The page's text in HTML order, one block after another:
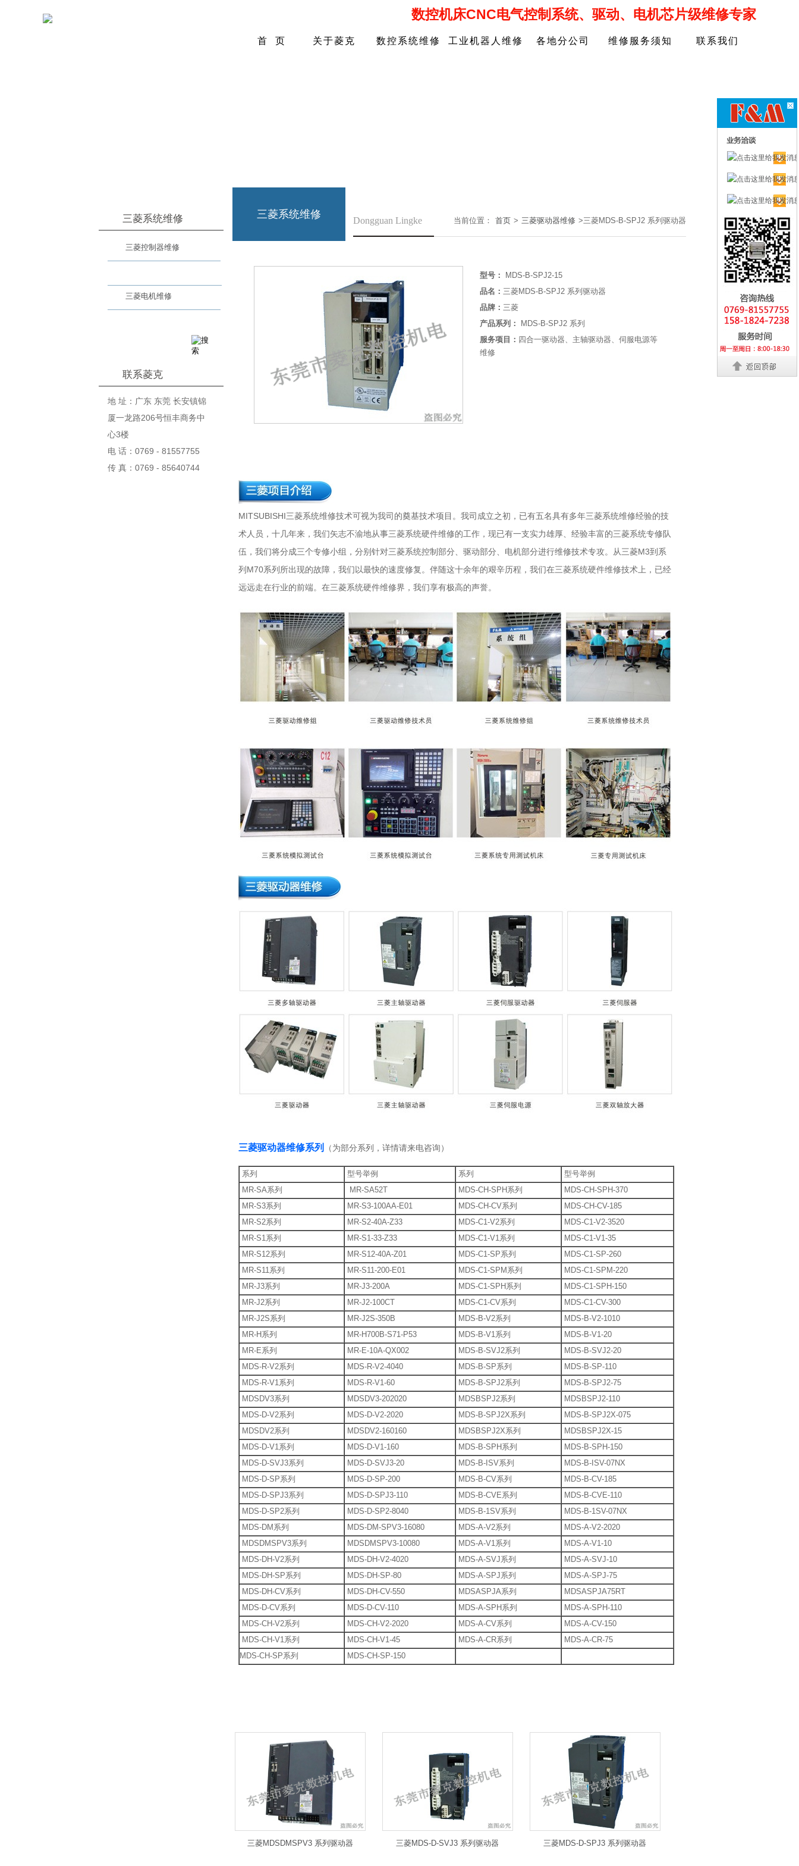
数控机床CNC电气控制系统、驱动、电机芯片级维修专家
首 页 关于菱克 数控系统维修 工业机器人维修 各地分公司 维修服务须知 联系我们
三菱系统维修
三菱控制器维修
三菱电机维修
联系菱克
地 址：广东 东莞 长安镇锦
厦一龙路206号恒丰商务中
心3楼
电 话：0769 - 81557755
传 真：0769 - 85640744
三菱系统维修
当前位置： 首页 > 三菱驱动器维修 >三菱MDS-B-SPJ2 系列驱动器
Dongguan Lingke
型号：
MDS-B-SPJ2-15
品名： 三菱MDS-B-SPJ2 系列驱动器
品牌： 三菱
产品系列：
MDS-B-SPJ2 系列
服务项目： 四合一驱动器、主轴驱动器、伺服电源等
维修
MITSUBISHI三菱系统维修技术可视为我司的奠基技术项目。我司成立之初，已有五名具有多年三菱系统维修经验的技
术人员，十几年来，我们矢志不渝地从事三菱系统硬件维修的工作，现已有一支实力雄厚、经验丰富的三菱系统专修队
伍，我们将分成三个专修小组，分别针对三菱系统控制部分、驱动部分、电机部分进行维修技术专攻。从三菱M3到系
列M70系列所出现的故障，我们以最快的速度修复。伴随这十余年的艰辛历程，我们在三菱系统硬件维修技术上，已经
远远走在行业的前端。在三菱系统硬件维修界，我们享有极高的声誉。
三菱驱动器维修系列 （为部分系列，详情请来电咨询）
系列 型号举例 系列
型号举例
MR-SA系列
MR-SA52T MDS-CH-SPH系列
MDS-CH-SPH-370
MR-S3系列
MR-S3-100AA-E01 MDS-CH-CV系列
MDS-CH-CV-185
MR-S2系列
MR-S2-40A-Z33 MDS-C1-V2系列
MDS-C1-V2-3520
MR-S1系列
MR-S1-33-Z33 MDS-C1-V1系列
MDS-C1-V1-35
MR-S12系列
MR-S12-40A-Z01 MDS-C1-SP系列
MDS-C1-SP-260
MR-S11系列
MR-S11-200-E01 MDS-C1-SPM系列
MDS-C1-SPM-220
MR-J3系列
MR-J3-200A MDS-C1-SPH系列
MDS-C1-SPH-150
MR-J2系列
MR-J2-100CT MDS-C1-CV系列
MDS-C1-CV-300
MR-J2S系列
MR-J2S-350B MDS-B-V2系列
MDS-B-V2-1010
MR-H系列
MR-H700B-S71-P53 MDS-B-V1系列
MDS-B-V1-20
MR-E系列
MR-E-10A-QX002 MDS-B-SVJ2系列
MDS-B-SVJ2-20
MDS-R-V2系列
MDS-R-V2-4040 MDS-B-SP系列
MDS-B-SP-110
MDS-R-V1系列
MDS-R-V1-60 MDS-B-SPJ2系列
MDS-B-SPJ2-75
MDSDV3系列
MDSDV3-202020 MDSBSPJ2系列
MDSBSPJ2-110
MDS-D-V2系列
MDS-D-V2-2020 MDS-B-SPJ2X系列
MDS-B-SPJ2X-075
MDSDV2系列
MDSDV2-160160 MDSBSPJ2X系列
MDSBSPJ2X-15
MDS-D-V1系列
MDS-D-V1-160 MDS-B-SPH系列
MDS-B-SPH-150
MDS-D-SVJ3系列
MDS-D-SVJ3-20 MDS-B-ISV系列
MDS-B-ISV-07NX
MDS-D-SP系列
MDS-D-SP-200 MDS-B-CV系列
MDS-B-CV-185
MDS-D-SPJ3系列
MDS-D-SPJ3-110 MDS-B-CVE系列
MDS-B-CVE-110
MDS-D-SP2系列
MDS-D-SP2-8040 MDS-B-1SV系列
MDS-B-1SV-07NX
MDS-DM系列
MDS-DM-SPV3-16080 MDS-A-V2系列
MDS-A-V2-2020
MDSDMSPV3系列
MDSDMSPV3-10080 MDS-A-V1系列
MDS-A-V1-10
MDS-DH-V2系列
MDS-DH-V2-4020 MDS-A-SVJ系列
MDS-A-SVJ-10
MDS-DH-SP系列
MDS-DH-SP-80 MDS-A-SPJ系列
MDS-A-SPJ-75
MDS-DH-CV系列
MDS-DH-CV-550 MDSASPJA系列
MDSASPJA75RT
MDS-D-CV系列
MDS-D-CV-110 MDS-A-SPH系列
MDS-A-SPH-110
MDS-CH-V2系列
MDS-CH-V2-2020 MDS-A-CV系列
MDS-A-CV-150
MDS-CH-V1系列
MDS-CH-V1-45 MDS-A-CR系列
MDS-A-CR-75
MDS-CH-SP系列
MDS-CH-SP-150
三菱MDSDMSPV3 系列驱动器 三菱MDS-D-SVJ3 系列驱动器 三菱MDS-D-SPJ3 系列驱动器